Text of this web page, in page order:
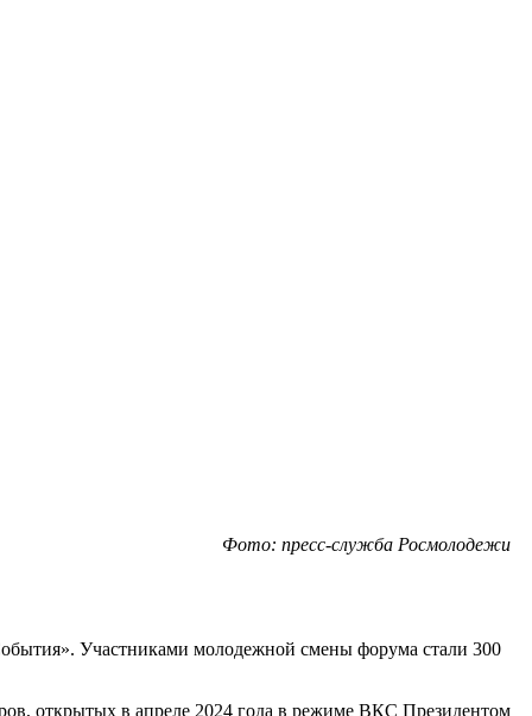
Фото: пресс-служба Росмолодежи
Участниками молодежной смены форума стали 300
открытых в апреле 2024 года в режиме ВКС Президентом